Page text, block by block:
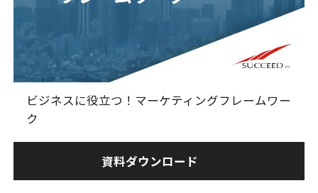
ビジネスに役立つ！マーケティングフレームワー
ク
資料ダウンロード